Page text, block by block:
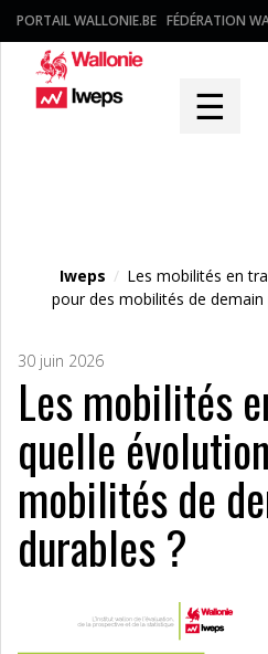
PORTAIL WALLONIE.BE FÉDÉRATION
☰
Iweps / Les mobilités en
pour des mobilités de demain
30 juin 2026
Les mobilités
quelle
mobilités de
durables ?